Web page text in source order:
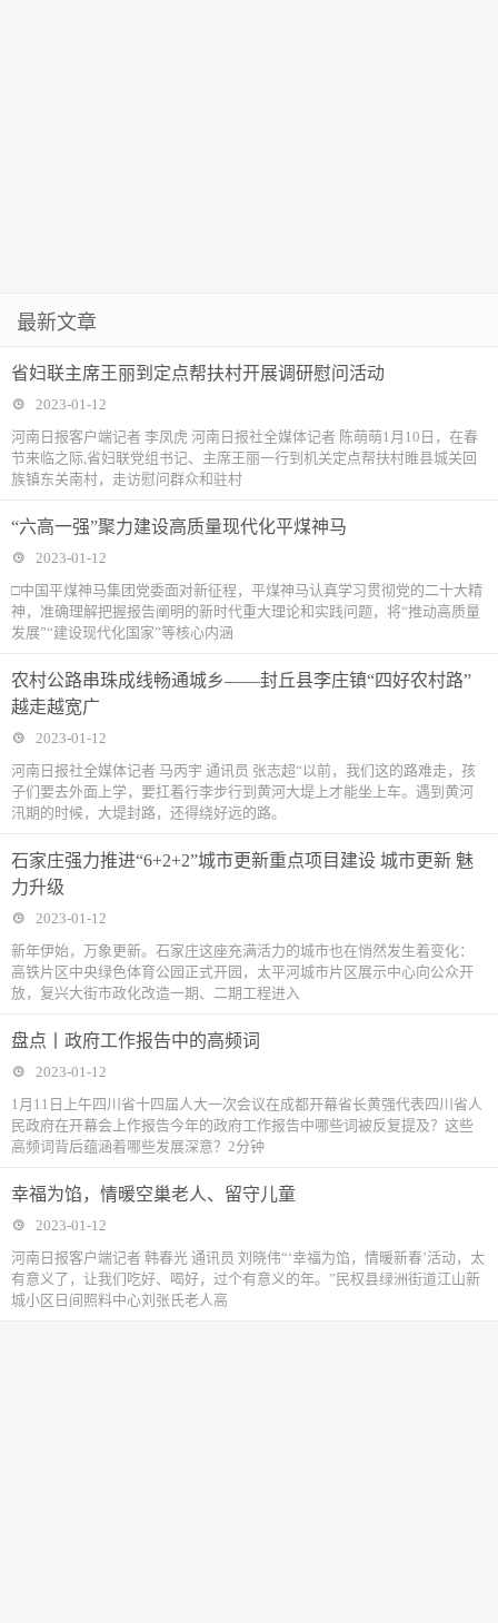
最新文章
省妇联主席王丽到定点帮扶村开展调研慰问活动
2023-01-12
河南日报客户端记者 李凤虎 河南日报社全媒体记者 陈萌萌1月10日，在春
节来临之际,省妇联党组书记、主席王丽一行到机关定点帮扶村睢县城关回
族镇东关南村，走访慰问群众和驻村
“六高一强”聚力建设高质量现代化平煤神马
2023-01-12
□中国平煤神马集团党委面对新征程，平煤神马认真学习贯彻党的二十大精
神，准确理解把握报告阐明的新时代重大理论和实践问题，将“推动高质量
发展”“建设现代化国家”等核心内涵
农村公路串珠成线畅通城乡——封丘县李庄镇“四好农村路”
越走越宽广
2023-01-12
河南日报社全媒体记者 马丙宇 通讯员 张志超“以前，我们这的路难走，孩
子们要去外面上学，要扛着行李步行到黄河大堤上才能坐上车。遇到黄河
汛期的时候，大堤封路，还得绕好远的路。
石家庄强力推进“6+2+2”城市更新重点项目建设 城市更新 魅
力升级
2023-01-12
新年伊始，万象更新。石家庄这座充满活力的城市也在悄然发生着变化：
高铁片区中央绿色体育公园正式开园，太平河城市片区展示中心向公众开
放，复兴大街市政化改造一期、二期工程进入
盘点丨政府工作报告中的高频词
2023-01-12
1月11日上午四川省十四届人大一次会议在成都开幕省长黄强代表四川省人
民政府在开幕会上作报告今年的政府工作报告中哪些词被反复提及？这些
高频词背后蕴涵着哪些发展深意？2分钟
幸福为馅，情暖空巢老人、留守儿童
2023-01-12
河南日报客户端记者 韩春光 通讯员 刘晓伟“‘幸福为馅，情暖新春’活动，太
有意义了，让我们吃好、喝好，过个有意义的年。”民权县绿洲街道江山新
城小区日间照料中心刘张氏老人高